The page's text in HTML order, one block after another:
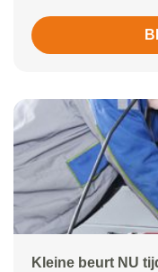
Kleine beurt NU